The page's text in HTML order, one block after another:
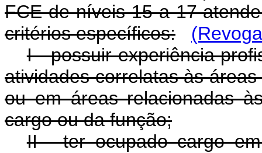
FCE de níveis 15 a 17
critérios específicos:
I - possuir experiência
atividades correlatas às
ou em áreas relacionadas
cargo ou da função;
II - ter ocupado cargo